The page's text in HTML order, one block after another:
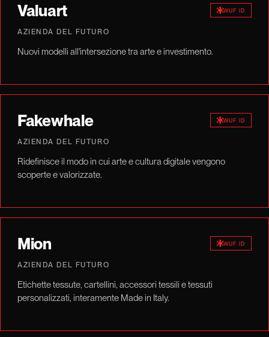
Valuart WUF ID
AZIENDA DEL FUTURO
Nuovi modelli all'intersezione tra arte e investimento.
Fakewhale WUF ID
AZIENDA DEL FUTURO
Ridefinisce il modo in cui arte e cultura digitale vengono
scoperte e valorizzate.
Mion WUF ID
AZIENDA DEL FUTURO
Etichette tessute, cartellini, accessori tessili e tessuti
personalizzati, interamente Made in Italy.